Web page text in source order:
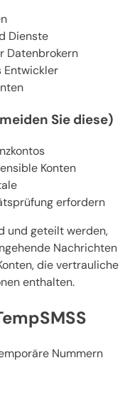
Dienste
Datenbrokern
Entwickler
Sie diese)
Konten
erfordern
und geteilt werden,
Nachrichten
die vertrauliche
enthalten.
Nummern